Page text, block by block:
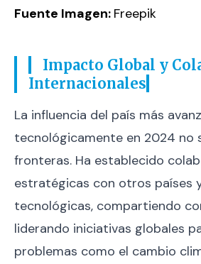
Fuente Imagen: Freepik
Impacto Global y
Internacionales
La influencia del país más
tecnológicamente en 2024 no
fronteras. Ha establecido
estratégicas con otros países
tecnológicas, compartiendo
liderando iniciativas globales
problemas como el cambio